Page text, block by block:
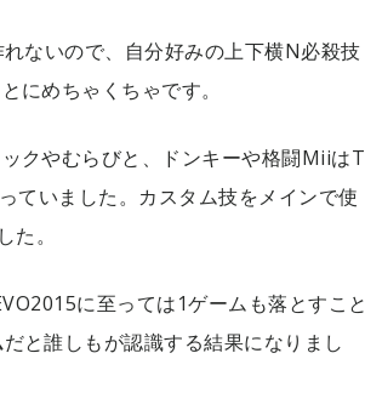
ないので、自分好みの上下横N必殺技
にめちゃくちゃです。
クやむらびと、ドンキーや格闘MiiはT
ていました。カスタム技をメインで使
。
に至っては1ゲームも落とすこと
だと誰しもが認識する結果になりまし